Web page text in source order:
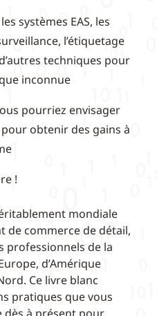
systèmes EAS, les
l’étiquetage
techniques pour
inconnue
pourriez envisager
obtenir des gains à
!
mondiale
de commerce de détail,
professionnels de la
d’Amérique
Ce livre blanc
pratiques que vous